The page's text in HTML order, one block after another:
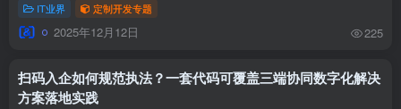
IT业界 定制开发专题
2025年12月12日 225
扫码入企如何规范执法？一套代码可覆盖三端协同数字化解决
方案落地实践